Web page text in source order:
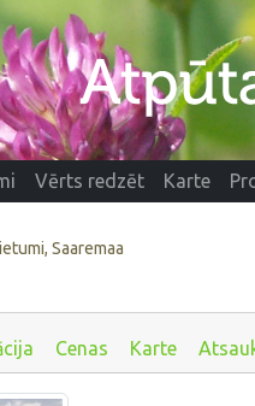
Vērts redzēt Karte
Saaremaa
Cenas Karte